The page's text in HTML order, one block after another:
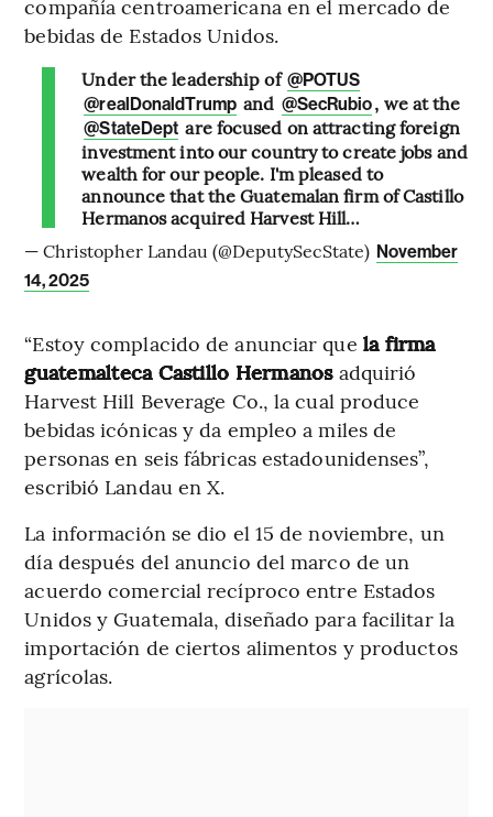
compañía centroamericana en el mercado de
bebidas de Estados Unidos.
Under the leadership of @POTUS
@realDonaldTrump and @SecRubio, we at the
@StateDept are focused on attracting foreign
investment into our country to create jobs and
wealth for our people. I'm pleased to
announce that the Guatemalan firm of Castillo
Hermanos acquired Harvest Hill…
— Christopher Landau (@DeputySecState) November
14, 2025
“Estoy complacido de anunciar que la firma
guatemalteca Castillo Hermanosadquirió
Harvest Hill Beverage Co., la cual produce
bebidas icónicas y da empleo a miles de
personas en seis fábricas estadounidenses”,
escribió Landau en X.
La información se dio el 15 de noviembre, un
día después del anuncio del marco de un
acuerdo comercial recíproco entre Estados
Unidos y Guatemala, diseñado para facilitar la
importación de ciertos alimentos y productos
agrícolas.